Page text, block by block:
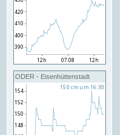
ODER - Eisenhüttenstadt